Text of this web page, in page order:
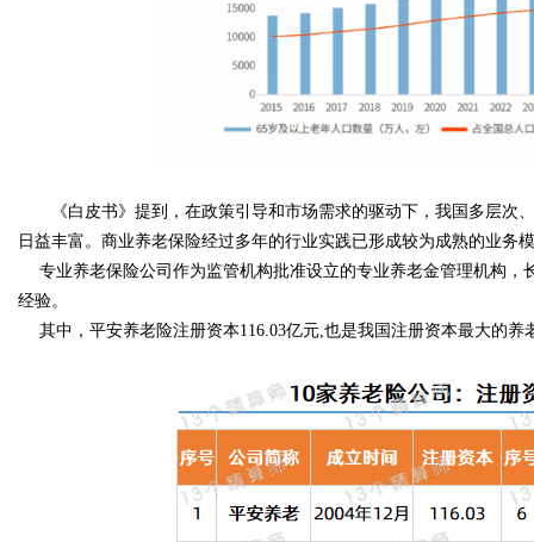
《白皮书》提到，在政策引导和市场需求的驱动下，我国多层次
日益丰富。商业养老保险经过多年的行业实践已形成较为成熟的业务
专业养老保险公司作为监管机构批准设立的专业养老金管理机构，
经验。
其中，平安养老险注册资本116.03亿元,也是我国注册资本最大的养